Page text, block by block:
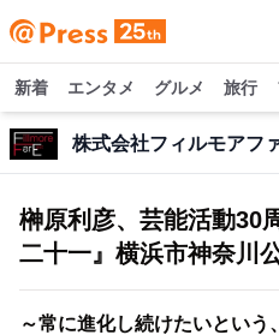
新着 エンタメ グルメ 旅行
株式会社フィルモアフ
榊原利彦、芸能活動30
二十一』横浜市神奈川
～常に進化し続けたいという